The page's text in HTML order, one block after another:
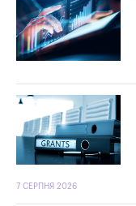
7 СЕРПНЯ 2026